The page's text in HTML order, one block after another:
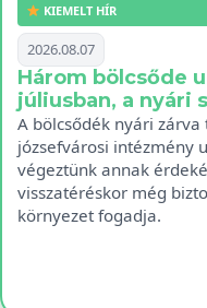
KIEMELT HÍR
2026.08.07
Három bölcsőde
júliusban, a nyári
A bölcsődék nyári
józsefvárosi intézmény
végeztünk annak
visszatéréskor még
környezet fogadja.